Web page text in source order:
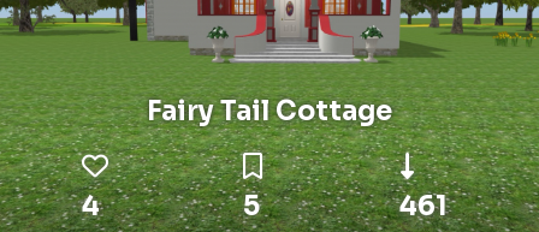
Fairy Tail Cottage
4 5 461